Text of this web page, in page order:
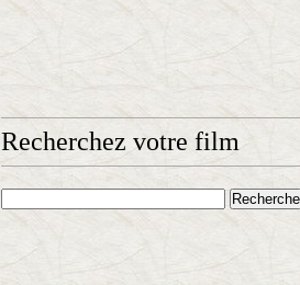
Recherchez votre film